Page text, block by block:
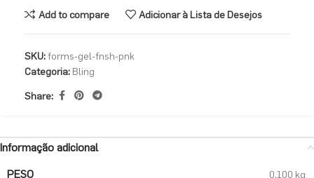
Add to compare Adicionar à Lista de Desejos
SKU:forms-gel-fnsh-pnk
Categoria: Bling
Share:
Informação adicional
PESO
0,100 kg